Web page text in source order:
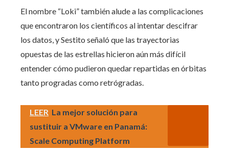
El nombre “Loki” también alude a las complicaciones
que encontraron los científicos al intentar descifrar
los datos, y Sestito señaló que las trayectorias
opuestas de las estrellas hicieron aún más difícil
entender cómo pudieron quedar repartidas en órbitas
tanto progradas como retrógradas.
LEER La mejor solución para
sustituir a VMware en Panamá:
Scale Computing Platform